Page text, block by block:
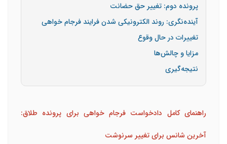
پرونده دوم: تغییر حق حضانت
آینده‌نگری: روند الکترونیکی شدن فرایند فرجام خواهی
تغییرات در حال وقوع
مزایا و چالش‌ها
نتیجه‌گیری
راهنمای کامل دادخواست فرجام خواهی برای پرونده طلاق:
آخرین شانس برای تغییر سرنوشت